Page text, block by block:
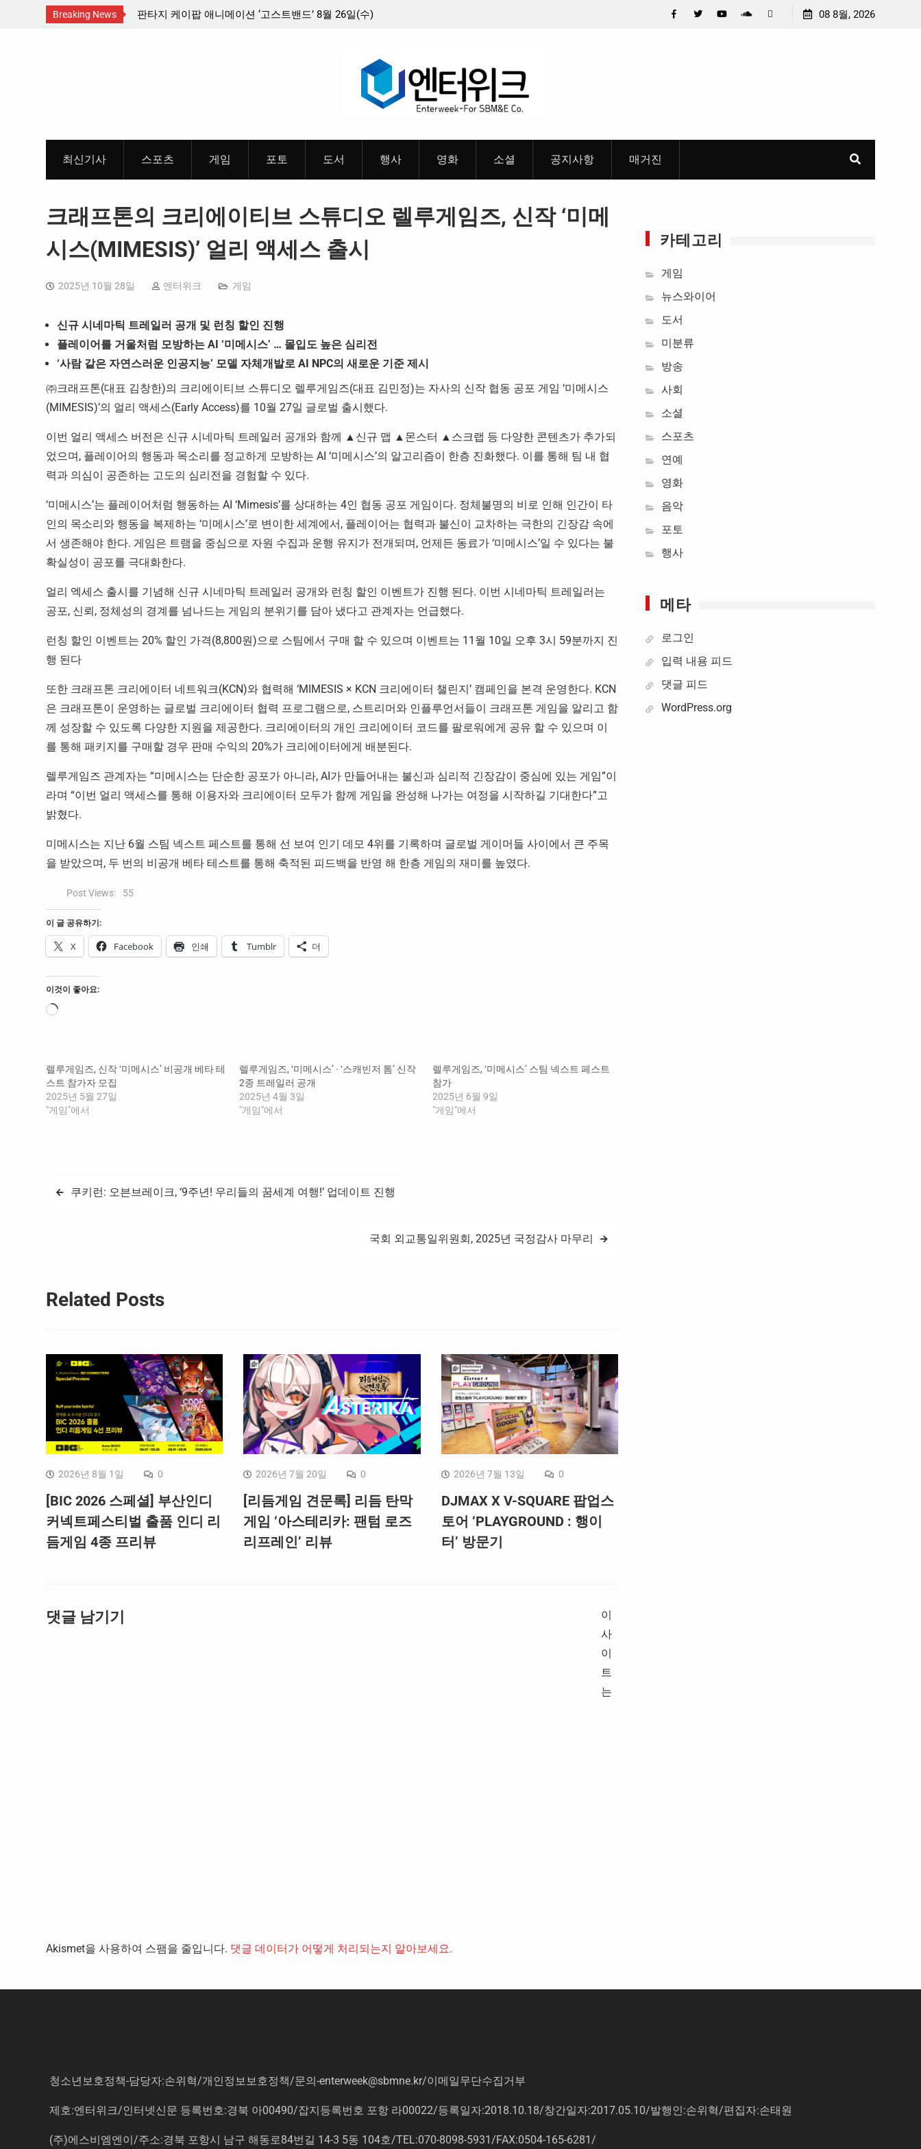
Breaking News
벌 출품 인디
판타지 케이팝 애니메이션 ‘고스트밴드’ 8월 26일(수)
충청 청소년이 만든 U대회 홍보 영상…최종 6편 선정
중요 메일메일 제목정준호 의원, 축구협회 슬그머니 만
안호영 의원
08 8월, 2026
최신기사 스포츠 게임 포토 도서 행사 영화 소셜 공지사항 매거진
크래프톤의 크리에이티브 스튜디오 렐루게임즈, 신작 ‘미메
시스(MIMESIS)’ 얼리 액세스 출시
2025년 10월 28일 엔터위크 게임
신규 시네마틱 트레일러 공개 및 런칭 할인 진행
플레이어를 거울처럼 모방하는 AI ‘미메시스’ … 몰입도 높은 심리전
‘사람 같은 자연스러운 인공지능’ 모델 자체개발로 AI NPC의 새로운 기준 제시
㈜크래프톤(대표 김창한)의 크리에이티브 스튜디오 렐루게임즈(대표 김민정)는 자사의 신작 협동 공포 게임 ‘미메시스
(MIMESIS)’의 얼리 액세스(Early Access)를 10월 27일 글로벌 출시했다.
이번 얼리 액세스 버전은 신규 시네마틱 트레일러 공개와 함께 ▲신규 맵 ▲몬스터 ▲스크랩 등 다양한 콘텐츠가 추가되
었으며, 플레이어의 행동과 목소리를 정교하게 모방하는 AI ‘미메시스’의 알고리즘이 한층 진화했다. 이를 통해 팀 내 협
력과 의심이 공존하는 고도의 심리전을 경험할 수 있다.
‘미메시스’는 플레이어처럼 행동하는 AI ‘Mimesis’를 상대하는 4인 협동 공포 게임이다. 정체불명의 비로 인해 인간이 타
인의 목소리와 행동을 복제하는 ‘미메시스’로 변이한 세계에서, 플레이어는 협력과 불신이 교차하는 극한의 긴장감 속에
서 생존해야 한다. 게임은 트램을 중심으로 자원 수집과 운행 유지가 전개되며, 언제든 동료가 ‘미메시스’일 수 있다는 불
확실성이 공포를 극대화한다.
얼리 엑세스 출시를 기념해 신규 시네마틱 트레일러 공개와 런칭 할인 이벤트가 진행 된다. 이번 시네마틱 트레일러는
공포, 신뢰, 정체성의 경계를 넘나드는 게임의 분위기를 담아 냈다고 관계자는 언급했다.
런칭 할인 이벤트는 20% 할인 가격(8,800원)으로 스팀에서 구매 할 수 있으며 이벤트는 11월 10일 오후 3시 59분까지 진
행 된다
또한 크래프톤 크리에이터 네트워크(KCN)와 협력해 ‘MIMESIS × KCN 크리에이터 챌린지’ 캠페인을 본격 운영한다. KCN
은 크래프톤이 운영하는 글로벌 크리에이터 협력 프로그램으로, 스트리머와 인플루언서들이 크래프톤 게임을 알리고 함
께 성장할 수 있도록 다양한 지원을 제공한다. 크리에이터의 개인 크리에이터 코드를 팔로워에게 공유 할 수 있으며 이
를 통해 패키지를 구매할 경우 판매 수익의 20%가 크리에이터에게 배분된다.
렐루게임즈 관계자는 “미메시스는 단순한 공포가 아니라, AI가 만들어내는 불신과 심리적 긴장감이 중심에 있는 게임”이
라며 “이번 얼리 액세스를 통해 이용자와 크리에이터 모두가 함께 게임을 완성해 나가는 여정을 시작하길 기대한다”고
밝혔다.
미메시스는 지난 6월 스팀 넥스트 페스트를 통해 선 보여 인기 데모 4위를 기록하며 글로벌 게이머들 사이에서 큰 주목
을 받았으며, 두 번의 비공개 베타 테스트를 통해 축적된 피드백을 반영 해 한층 게임의 재미를 높였다.
Post Views: 55
이 글 공유하기:
X Facebook 인쇄 Tumblr 더
이것이 좋아요:
로
렐루게임즈, 신작 ‘미메시스’ 비공개 베타 테
스트 참가자 모집
2025년 5월 27일
"게임"에서
렐루게임즈, ‘미메시스’ · ‘스캐빈저 톰’ 신작
2종 트레일러 공개
2025년 4월 3일
"게임"에서
렐루게임즈, ‘미메시스’ 스팀 넥스트 페스트
참가
2025년 6월 9일
"게임"에서
글 쿠키런: 오븐브레이크, ‘9주년! 우리들의 꿈세계 여행!’ 업데이트 진행
국회 외교통일위원회, 2025년 국정감사 마무리
Related Posts
2026년 8월 1일 0
[BIC 2026 스페셜] 부산인디
커넥트페스티벌 출품 인디 리
듬게임 4종 프리뷰
2026년 7월 20일 0
[리듬게임 견문록] 리듬 탄막
게임 ‘아스테리카: 팬텀 로즈
리프레인’ 리뷰
2026년 7월 13일 0
DJMAX X V-SQUARE 팝업스
토어 ‘PLAYGROUND : 행이
터’ 방문기
댓글 남기기
이
사
이
트
는
Akismet을 사용하여 스팸을 줄입니다. 댓글 데이터가 어떻게 처리되는지 알아보세요.
카테고리
게임
뉴스와이어
도서
미분류
방송
사회
소셜
스포츠
연예
영화
음악
포토
행사
메타
로그인
입력 내용 피드
댓글 피드
WordPress.org
청소년보호정책-담당자:손위혁/개인정보보호정책/문의-enterweek@sbmne.kr/이메일무단수집거부
제호:엔터위크/인터넷신문 등록번호:경북 아00490/잡지등록번호 포항 라00022/등록일자:2018.10.18/창간일자:2017.05.10/발행인:손위혁/편집자:손태원
(주)에스비엠엔이/주소:경북 포항시 남구 해동로84번길 14-3 5동 104호/TEL:070-8098-5931/FAX:0504-165-6281/